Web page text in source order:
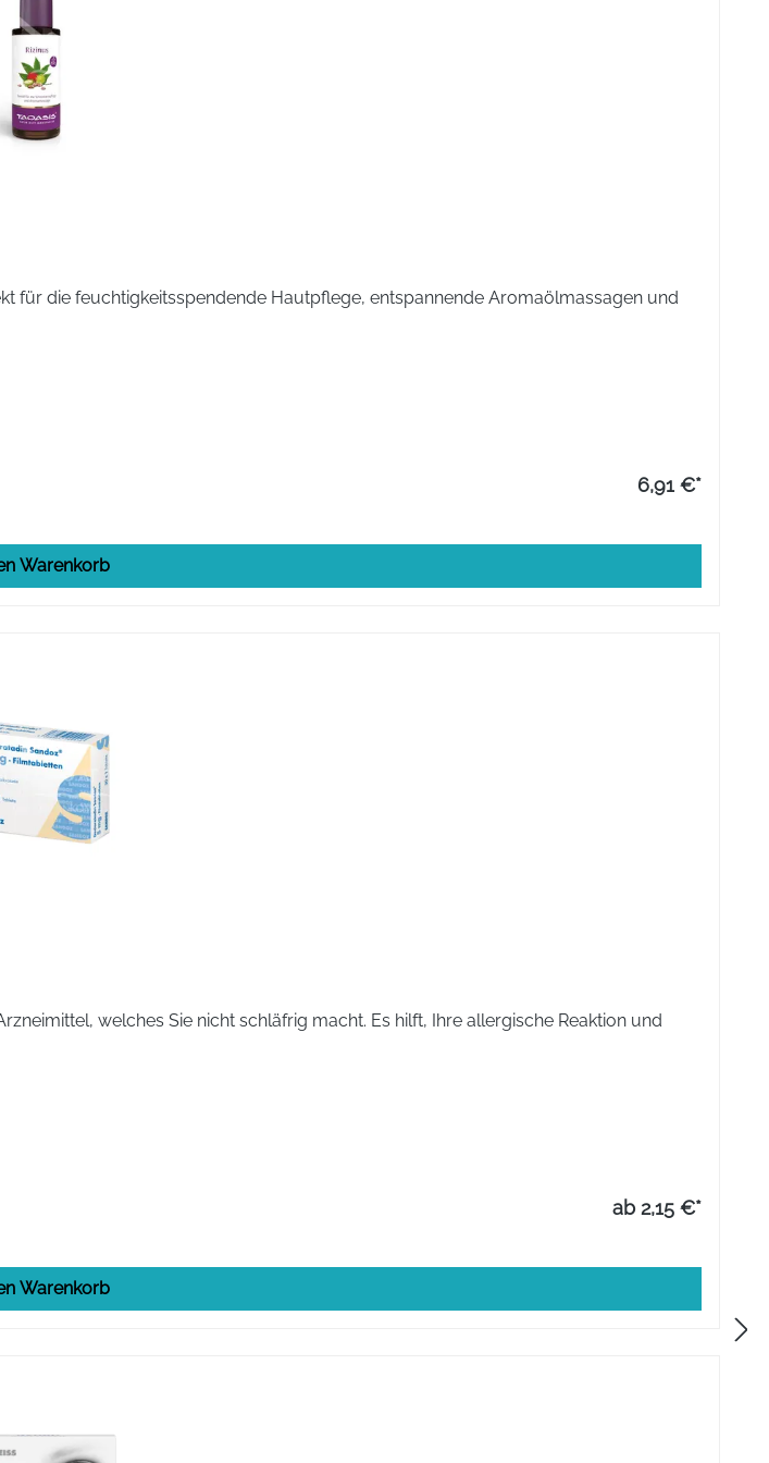
6 g): Lactobacillus casei W56, Lactobacillus acidophilus W22, Lactobacillus paracasei W20,
Bifidobacterium lactis W52, Lactobacillus plantarum W62, Bifidobacterium bifidum W23.
210 Milliarden lebens- und vermehrungsfähige Bakterien enthalten.
gesättigte Fettsäuren < 0,01 g, Kohlenhydrate 2,7 g davon Zucker 0,07 g, Eiweiß 0,08
mg 15 %, Vitamin B12 0,38 μg 15 %. *%NRV = Nährstoffbezugswerte lt. VO (EU) Nr.
für die feuchtigkeitsspendende Hautpflege, entspannende Aromaölmassagen und
6,91 €*
Warenkorb
welches Sie nicht schläfrig macht. Es hilft, Ihre allergische Reaktion und
ab 2,15 €*
Warenkorb